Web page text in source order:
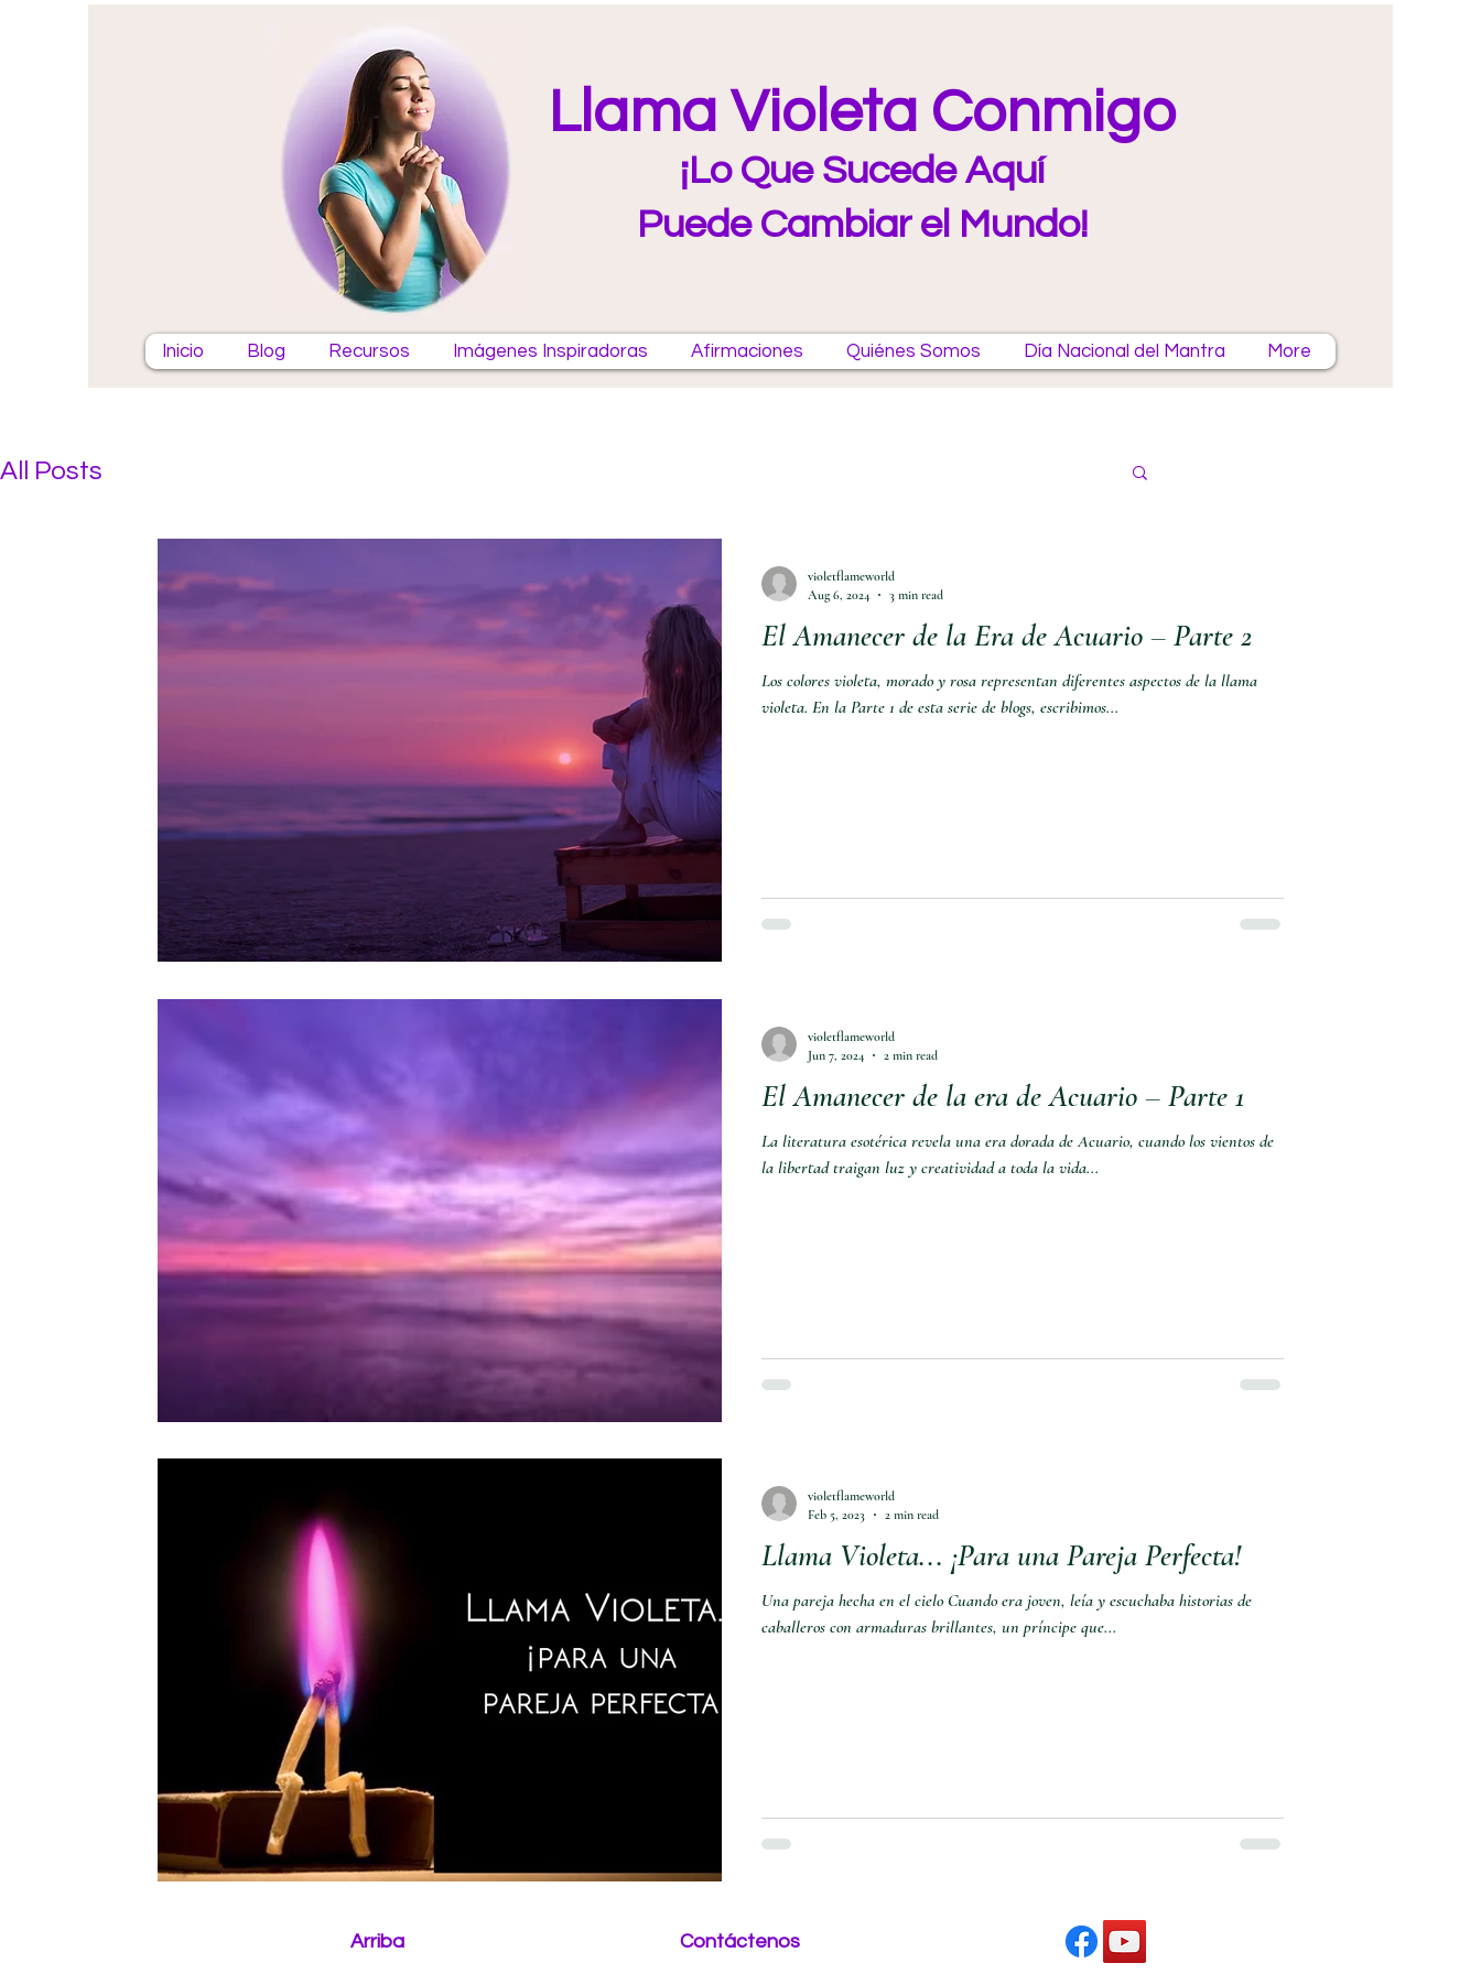
Llama Violeta Conmigo
¡Lo Que Sucede Aquí
Puede Cambiar el Mundo!
Inicio Blog Recursos Imágenes Inspiradoras Afirmaciones Quiénes Somos Día Nacional del Mantra More
All Posts
El Amanecer de la Era de Acuario – Parte 2
Los colores violeta, morado y rosa representan diferentes aspectos de la llama
violeta. En la Parte 1 de esta serie de blogs, escribimos...
violetflameworld
Aug 6, 2024
3 min read
El Amanecer de la era de Acuario – Parte 1
La literatura esotérica revela una era dorada de Acuario, cuando los vientos de
la libertad traigan luz y creatividad a toda la vida...
violetflameworld
Jun 7, 2024
2 min read
Llama Violeta... ¡Para una Pareja Perfecta!
Una pareja hecha en el cielo Cuando era joven, leía y escuchaba historias de
caballeros con armaduras brillantes, un príncipe que...
violetflameworld
Feb 5, 2023
2 min read
Arriba Contáctenos